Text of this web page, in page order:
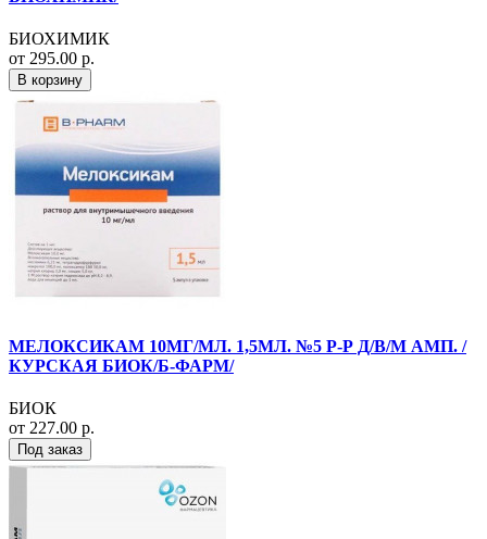
БИОХИМИК
от 295.00 р.
В корзину
МЕЛОКСИКАМ 10МГ/МЛ. 1,5МЛ. №5 Р-Р Д/В/М АМП. /
КУРСКАЯ БИОК/Б-ФАРМ/
БИОК
от 227.00 р.
Под заказ